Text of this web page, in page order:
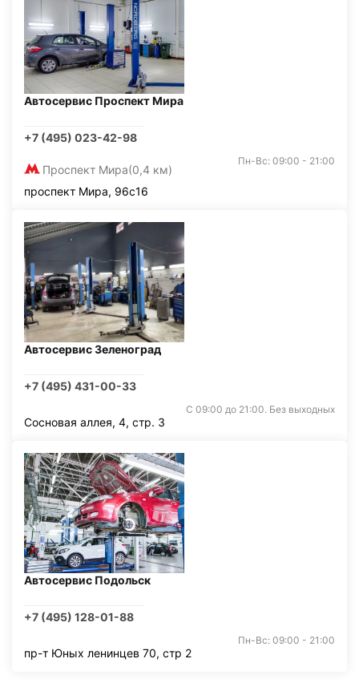
Автосервис Проспект Мира
+7 (495) 023-42-98
Проспект Мира(0,4 км)
Пн-Вс: 09:00 - 21:00
проспект Мира, 96с16
Автосервис Зеленоград
+7 (495) 431-00-33
С 09:00 до 21:00. Без выходных
Сосновая аллея, 4, стр. 3
Автосервис Подольск
+7 (495) 128-01-88
Пн-Вс: 09:00 - 21:00
пр-т Юных ленинцев 70, стр 2